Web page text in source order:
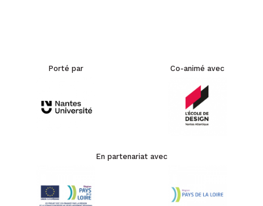
Porté par Co-animé avec
En partenariat avec